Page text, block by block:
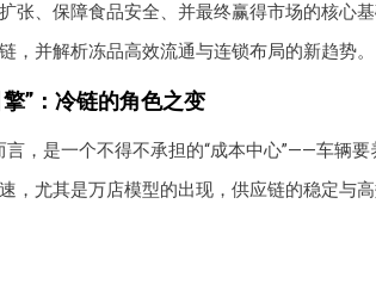
张、保障食品安全、并最终赢得市场的核心
，并解析冻品高效流通与连锁布局的新趋势。
”：冷链的角色之变
，是一个不得不承担的“成本中心”——车辆要
，尤其是万店模型的出现，供应链的稳定与